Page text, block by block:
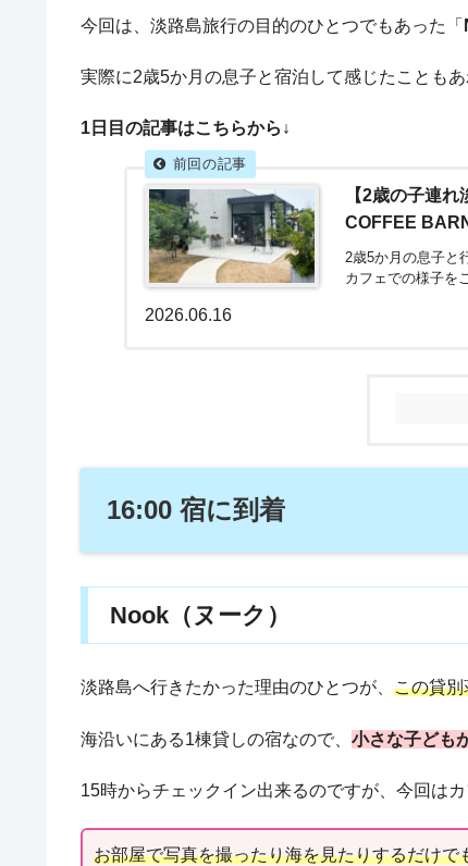
今回は、淡路島旅行の目的のひとつでもあった「
実際に2歳5か月の息子と宿泊して感じたことも
1日目の記事はこちらから↓
【2歳の子連
COFFEE
2歳5か月の息子と
カフェでの様子を
2026.06.16
16:00 宿に到着
Nook（ヌーク）
淡路島へ行きたかった理由のひとつが、 この貸別
海沿いにある1棟貸しの宿なので、 小さな子ども
15時からチェックイン出来るのですが、今回は
お部屋で写真を撮ったり海を見たりするだけで